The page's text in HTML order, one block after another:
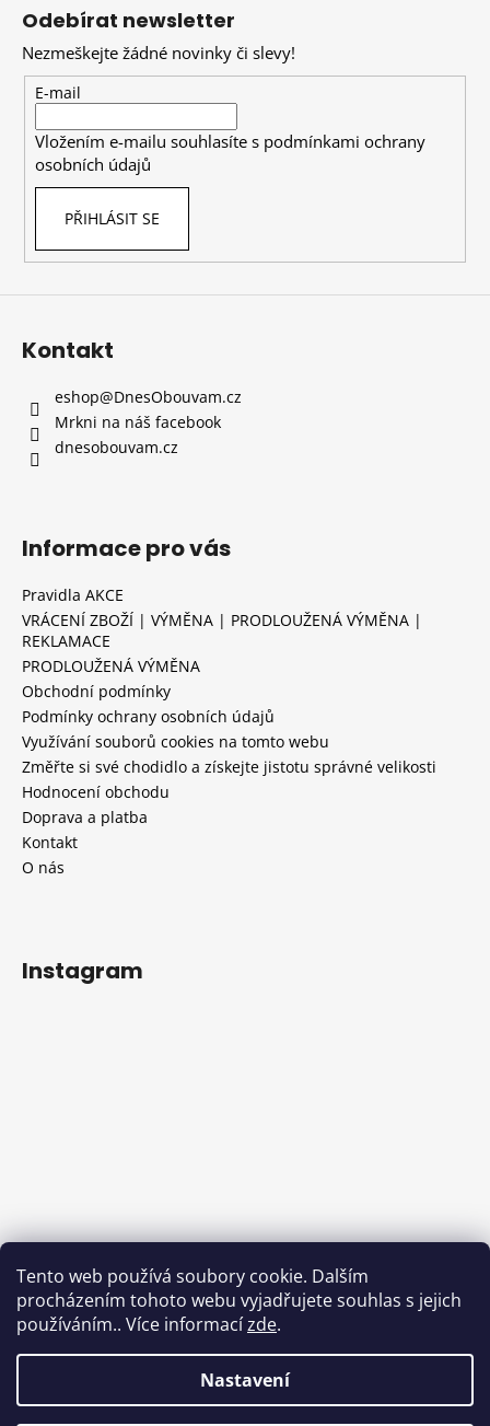
Tento web používá soubory cookie. Dalším
procházením tohoto webu vyjadřujete souhlas s jejich
používáním.. Více informacízde.
Nastavení
Odebírat newsletter
Nezmeškejte žádné novinky či slevy!
E-mail
Vložením e-mailu souhlasíte s podmínkami ochrany
osobních údajů
PŘIHLÁSIT SE
Kontakt
eshop@DnesObouvam.cz
Mrkni na náš facebook
dnesobouvam.cz
Informace pro vás
Pravidla AKCE
VRÁCENÍ ZBOŽÍ | VÝMĚNA | PRODLOUŽENÁ VÝMĚNA |
REKLAMACE
PRODLOUŽENÁ VÝMĚNA
Obchodní podmínky
Podmínky ochrany osobních údajů
Využívání souborů cookies na tomto webu
Změřte si své chodidlo a získejte jistotu správné velikosti
Hodnocení obchodu
Doprava a platba
Kontakt
O nás
Instagram
Facebook